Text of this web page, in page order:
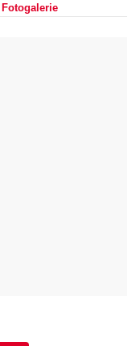
pražský bar
Fotogalerie